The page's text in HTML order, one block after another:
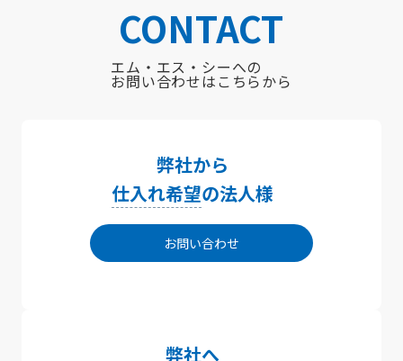
CONTACT
エム・エス・シーへの
お問い合わせはこちらから
弊社から
仕入れ希望の法人様
お問い合わせ
弊社へ